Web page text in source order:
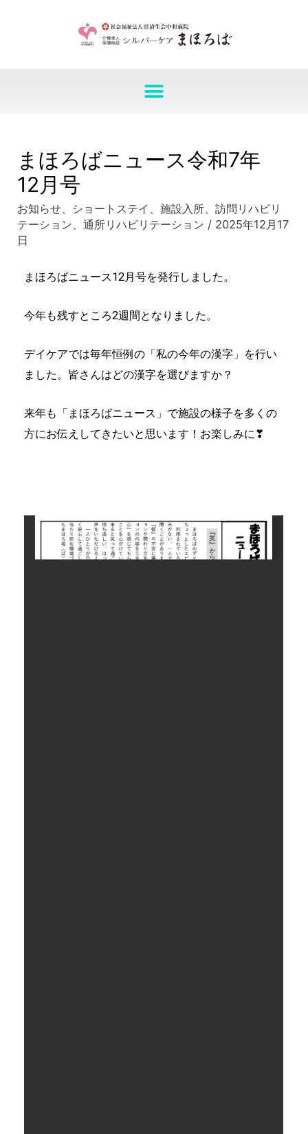
まほろばニュース令和7年
12月号
お知らせ、 ショートステイ 、施設入所、訪問リハビリ
テーション、通所リハビリテーション / 2025年12月17
日
まほろばニュース12月号を発行しました。
今年も残すところ2週間となりました。
デイケアでは毎年恒例の「私の今年の漢字」を行い
ました。皆さんはどの漢字を選びますか？
来年も「まほろばニュース」で施設の様子を多くの
方にお伝えしてきたいと思います！お楽しみに❣